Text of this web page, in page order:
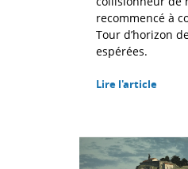
recommencé à
Tour d’horizon
espérées.
Lire l'article